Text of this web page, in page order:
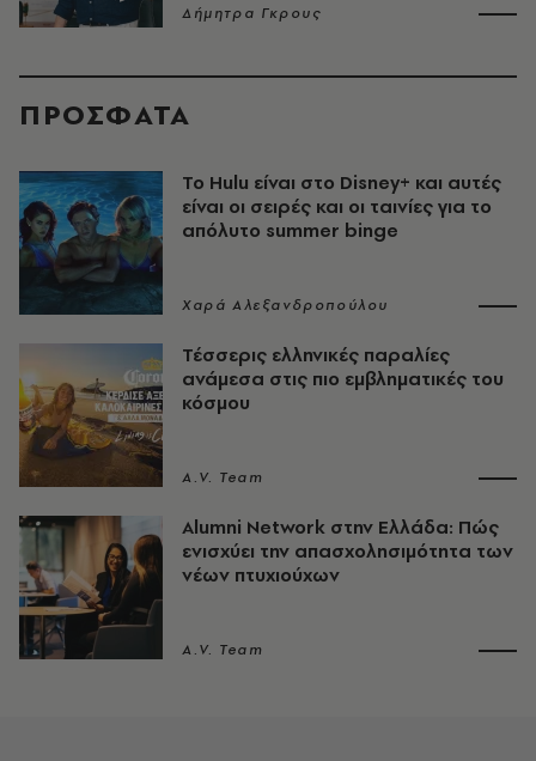
Δήμητρα Γκρους
ΠΡΟΣΦΑΤΑ
Το Hulu είναι στο Disney+ και αυτές
είναι οι σειρές και οι ταινίες για το
απόλυτο summer binge
Χαρά Αλεξανδροπούλου
Τέσσερις ελληνικές παραλίες
ανάμεσα στις πιο εμβληματικές του
κόσμου
A.V. Team
Alumni Network στην Ελλάδα: Πώς
ενισχύει την απασχολησιμότητα των
νέων πτυχιούχων
A.V. Team